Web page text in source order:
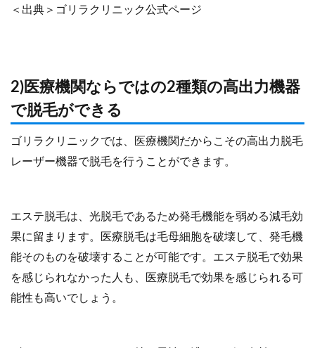
＜出典＞ゴリラクリニック公式ページ
2)医療機関ならではの2種類の高出力機器
で脱毛ができる
ゴリラクリニックでは、医療機関だからこその高出力脱毛
レーザー機器で脱毛を行うことができます。
エステ脱毛は、光脱毛であるため発毛機能を弱める減毛効
果に留まります。医療脱毛は毛母細胞を破壊して、発毛機
能そのものを破壊することが可能です。エステ脱毛で効果
を感じられなかった人も、医療脱毛で効果を感じられる可
能性も高いでしょう。